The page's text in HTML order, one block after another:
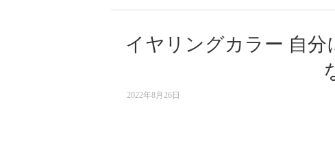
イヤリングカラー️ ︎自
2022年8月26日